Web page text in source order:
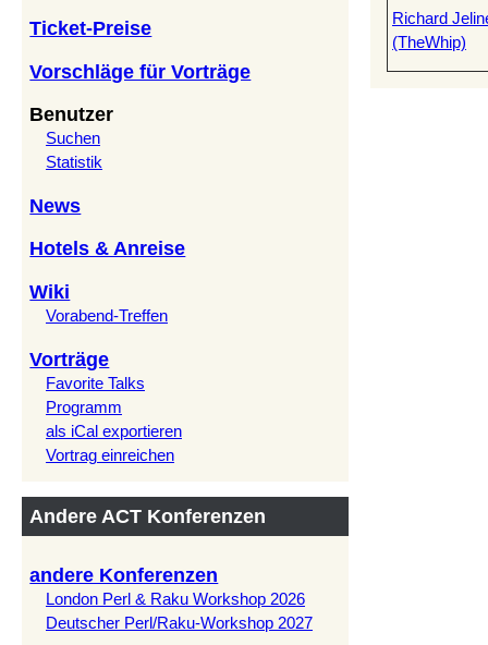
Ticket-Preise
Vorschläge für Vorträge
Benutzer
Suchen
Statistik
News
Hotels & Anreise
Wiki
Vorabend-Treffen
Vorträge
Favorite Talks
Programm
als iCal exportieren
Vortrag einreichen
Andere ACT Konferenzen
andere Konferenzen
London Perl & Raku Workshop 2026
Deutscher Perl/Raku-Workshop 2027
Richard
(‎TheWhip‎)